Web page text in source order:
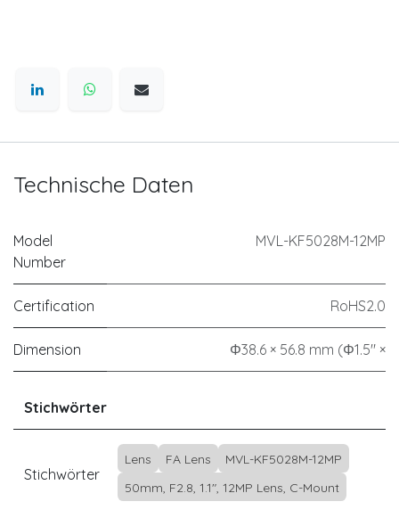
Technische Daten
Model
Number
MVL-KF5028M-12MP
Certification RoHS2.0
Dimension Φ38.6 × 56.8 mm (Φ1.5" ×
Stichwörter
Stichwörter
Lens FA Lens
MVL-KF5028M-12MP
50mm, F2.8, 1.1", 12MP Lens, C-Mount